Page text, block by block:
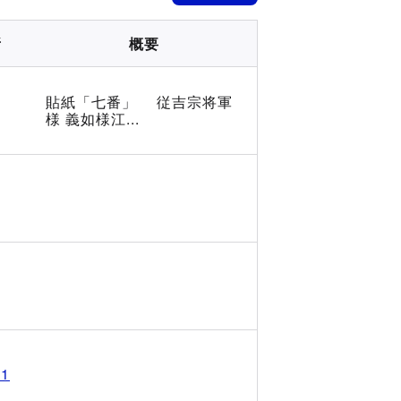
概要
貼紙「七番」 従吉宗将軍
様 義如様江...